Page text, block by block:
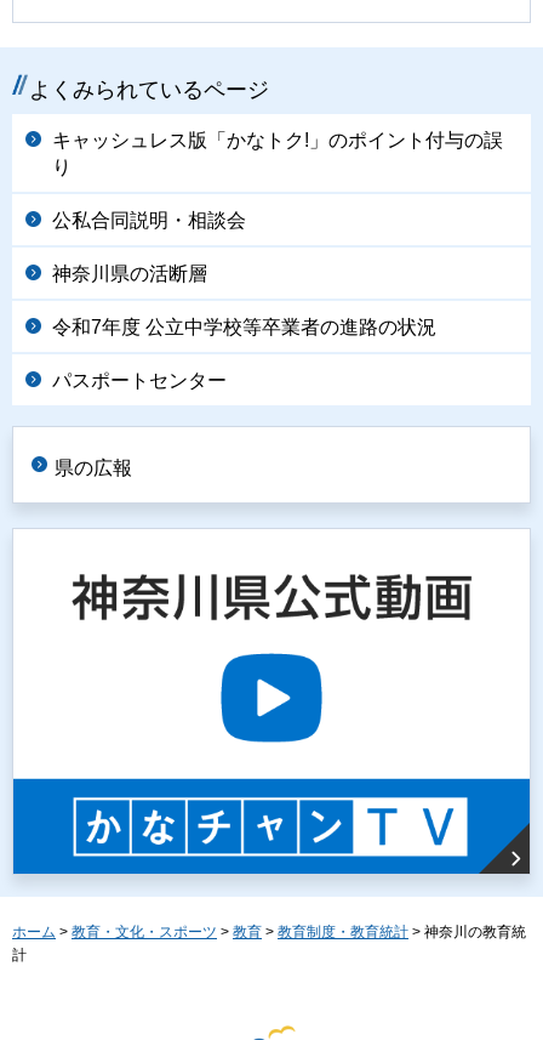
よくみられているページ
キャッシュレス版「かなトク!」のポイント付与の誤
り
公私合同説明・相談会
神奈川県の活断層
令和7年度 公立中学校等卒業者の進路の状況
パスポートセンター
県の広報
ホーム > 教育・文化・スポーツ > 教育 > 教育制度・教育統計 > 神奈川の教育統
計